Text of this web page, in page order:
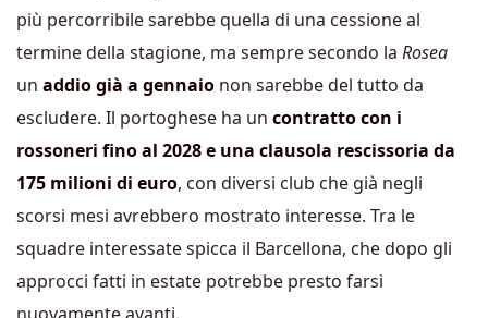
più percorribile sarebbe quella di una cessione al
termine della stagione, ma sempre secondo la Rosea
un addio già a gennaio non sarebbe del tutto da
escludere. Il portoghese ha un contratto con i
rossoneri fino al 2028 e una clausola rescissoria da
175 milioni di euro, con diversi club che già negli
scorsi mesi avrebbero mostrato interesse. Tra le
squadre interessate spicca il Barcellona, che dopo gli
approcci fatti in estate potrebbe presto farsi